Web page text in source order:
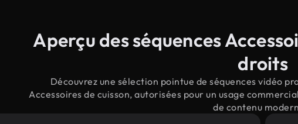
Aperçu des séquences
droits
Découvrez une sélection pointue de séquences vidéo
Accessoires de cuisson, autorisées pour un usage
de contenu